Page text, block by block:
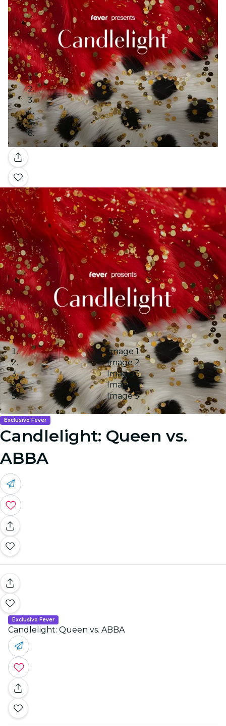
Galería
Image 1
Image 2
Image 3
Image 4
Image 5
Exclusivo Fever
Candlelight: Queen vs.
ABBA
Exclusivo Fever
Candlelight: Queen vs. ABBA